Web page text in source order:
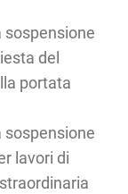
del
portata
lavori di